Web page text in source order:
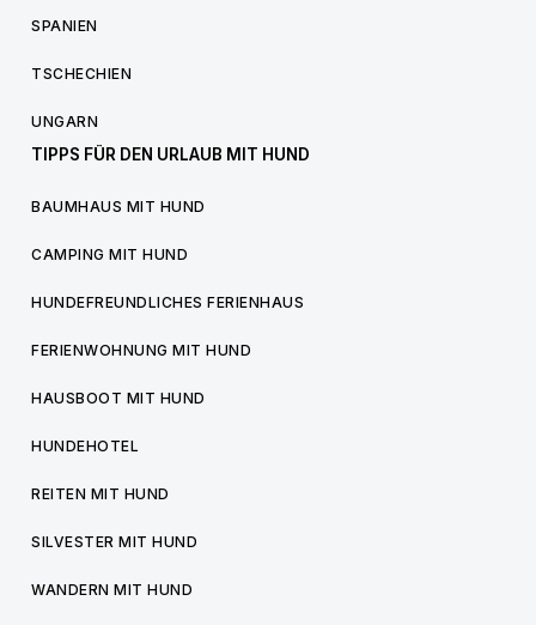
SPANIEN
TSCHECHIEN
UNGARN
TIPPS FÜR DEN URLAUB MIT HUND
BAUMHAUS MIT HUND
CAMPING MIT HUND
HUNDEFREUNDLICHES FERIENHAUS
FERIENWOHNUNG MIT HUND
HAUSBOOT MIT HUND
HUNDEHOTEL
REITEN MIT HUND
SILVESTER MIT HUND
WANDERN MIT HUND